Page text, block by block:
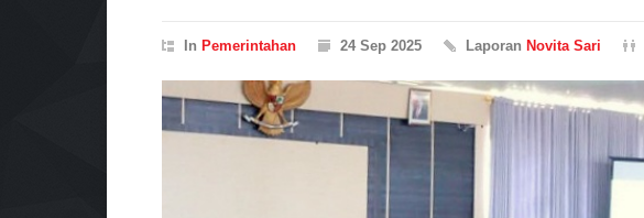
In Pemerintahan 24 Sep 2025 Laporan Novita Sari